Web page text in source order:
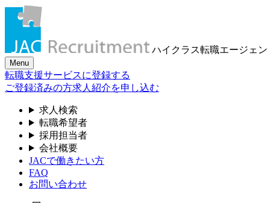
ハイクラス転職エージェン
Menu
転職支援サービスに登録する
ご登録済みの方求人紹介を申し込む
求人検索
転職希望者
採用担当者
会社概要
JACで働きたい方
FAQ
お問い合わせ